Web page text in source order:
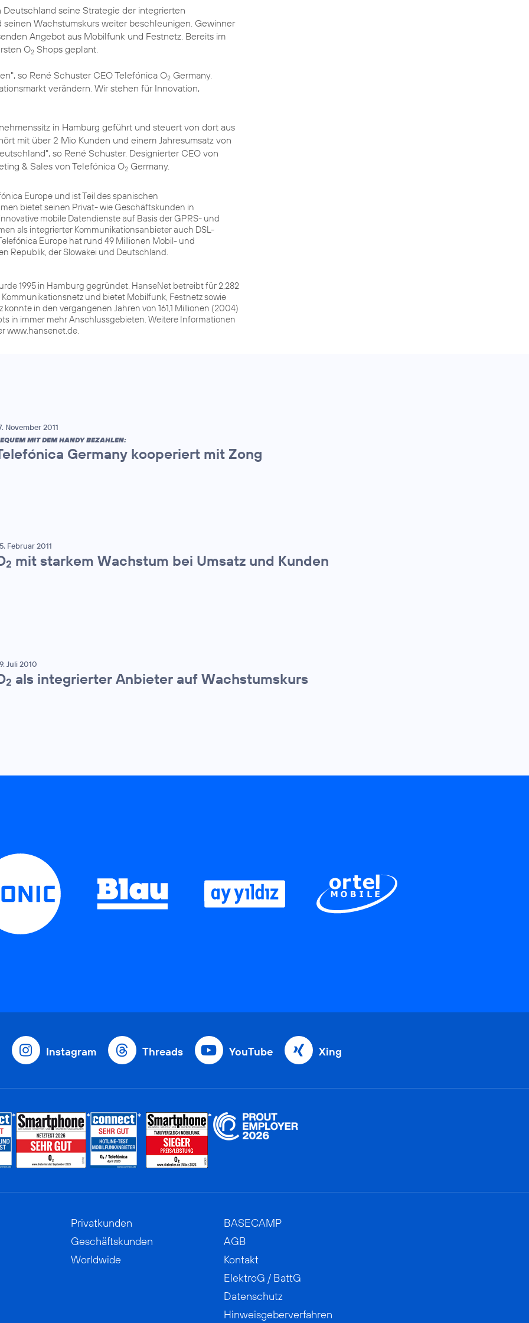
seine Strategie der integrierten
Wachstumskurs weiter beschleunigen. Gewinner
Angebot aus Mobilfunk und Festnetz. Bereits im
O2 Shops geplant.
so René Schuster CEO Telefónica O2 Germany.
verändern. Wir stehen für Innovation,
in Hamburg geführt und steuert von dort aus
mit über 2 Mio Kunden und einem Jahresumsatz von
so René Schuster. Designierter CEO von
& Sales von Telefónica O2 Germany.
Europe und ist Teil des spanischen
bietet seinen Privat- wie Geschäftskunden in
mobile Datendienste auf Basis der GPRS- und
als integrierter Kommunikationsanbieter auch DSL-
Europe hat rund 49 Millionen Mobil- und
Republik, der Slowakei und Deutschland.
1995 in Hamburg gegründet. HanseNet betreibt für 2,282
und bietet Mobilfunk, Festnetz sowie
in den vergangenen Jahren von 161,1 Millionen (2004)
in immer mehr Anschlussgebieten. Weitere Informationen
www.hansenet.de.
November 2011
MIT DEM HANDY BEZAHLEN:
Germany kooperiert mit Zong
Februar 2011
2 mit starkem Wachstum bei Umsatz und Kunden
Juli 2010
2 als integrierter Anbieter auf Wachstumskurs
Instagram Threads YouTube Xing
Privatkunden
Geschäftskunden
Worldwide
BASECAMP
AGB
Kontakt
ElektroG / BattG
Datenschutz
Hinweisgeberverfahren